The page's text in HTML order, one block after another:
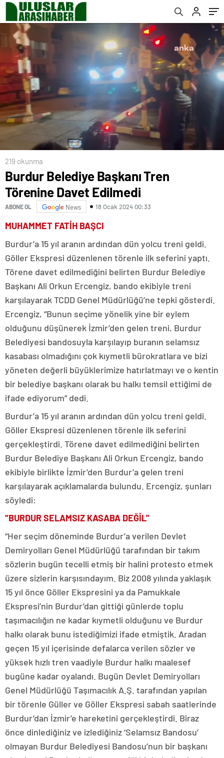
219 okunma
Burdur Belediye Başkanı Tren
Törenine Davet Edilmedi
ABONE OL News 18 Ocak 2024 00:33
MUHAMMET FATİH BAŞCI
Burdur’a 15 yıl aranın ardından dün yolcu treni geldi.
Göller Ekspresi düzenlenen törenle ilk seferini yaptı.
Törene davet edilmediğini belirten Burdur Belediye
Başkanı Ali Orkun Ercengiz, bando ekibiyle treni
karşılayarak TCDD Genel Müdürlüğü’ne tepki gösterdi.
Ercengiz, “Bunun seçime yönelik yine bir eylem
olduğunu düşünerek İzmir’den gelen treni, Burdur
Belediyesi bandosuyla karşılayıp buranın selamsız
kasabası olmadığını çok kıymetli bürokratlara ve bizi
yöneten değerli büyüklerimize hatırlatmayı ve o kentin
bir belediye başkanı olarak bu halkı temsil ettiğimi de
ifade ediyorum” dedi.
Burdur’a 15 yıl aranın ardından dün yolcu treni geldi.
Göller Ekspresi düzenlenen törenle ilk seferini
gerçekleştirdi. Törene davet edilmediğini belirten
Burdur Belediye Başkanı Ali Orkun Ercengiz, bando
ekibiyle birlikte İzmir’den Burdur’a gelen treni
karşılayarak açıklamalarda bulundu. Ercengiz, şunları
söyledi:
“BURDUR SELAMSIZ KASABA DEĞİL”
“Her seçim döneminde Burdur’a verilen Devlet
Demiryolları Genel Müdürlüğü tarafından bir takım
sözlerin bugün tecelli etmiş bir halini protesto etmek
üzere sizlerin karşısındayım. Biz 2008 yılında yaklaşık
15 yıl önce Göller Ekspresini ya da Pamukkale
Ekspresi’nin Burdur’dan gittiği günlerde toplu
taşımacılığın ne kadar kıymetli olduğunu ve Burdur
halkı olarak bunu istediğimizi ifade etmiştik. Aradan
geçen 15 yıl içerisinde defalarca verilen sözler ve
yüksek hızlı tren vaadiyle Burdur halkı maalesef
bugüne kadar oyalandı. Bugün Devlet Demiryolları
Genel Müdürlüğü Taşımacılık A.Ş. tarafından yapılan
bir törenle Güller ve Göller Ekspresi sabah saatlerinde
Burdur’dan İzmir’e hareketini gerçekleştirdi. Biraz
önce dinlediğiniz ve izlediğiniz ‘Selamsız Bandosu’
olmayan Burdur Belediyesi Bandosu’nun bir başkanı